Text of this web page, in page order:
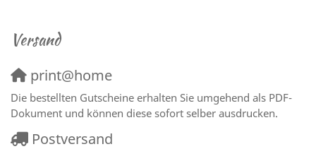
Versand
print@home
Die bestellten Gutscheine erhalten Sie umgehend als PDF-
Dokument und können diese sofort selber ausdrucken.
Postversand